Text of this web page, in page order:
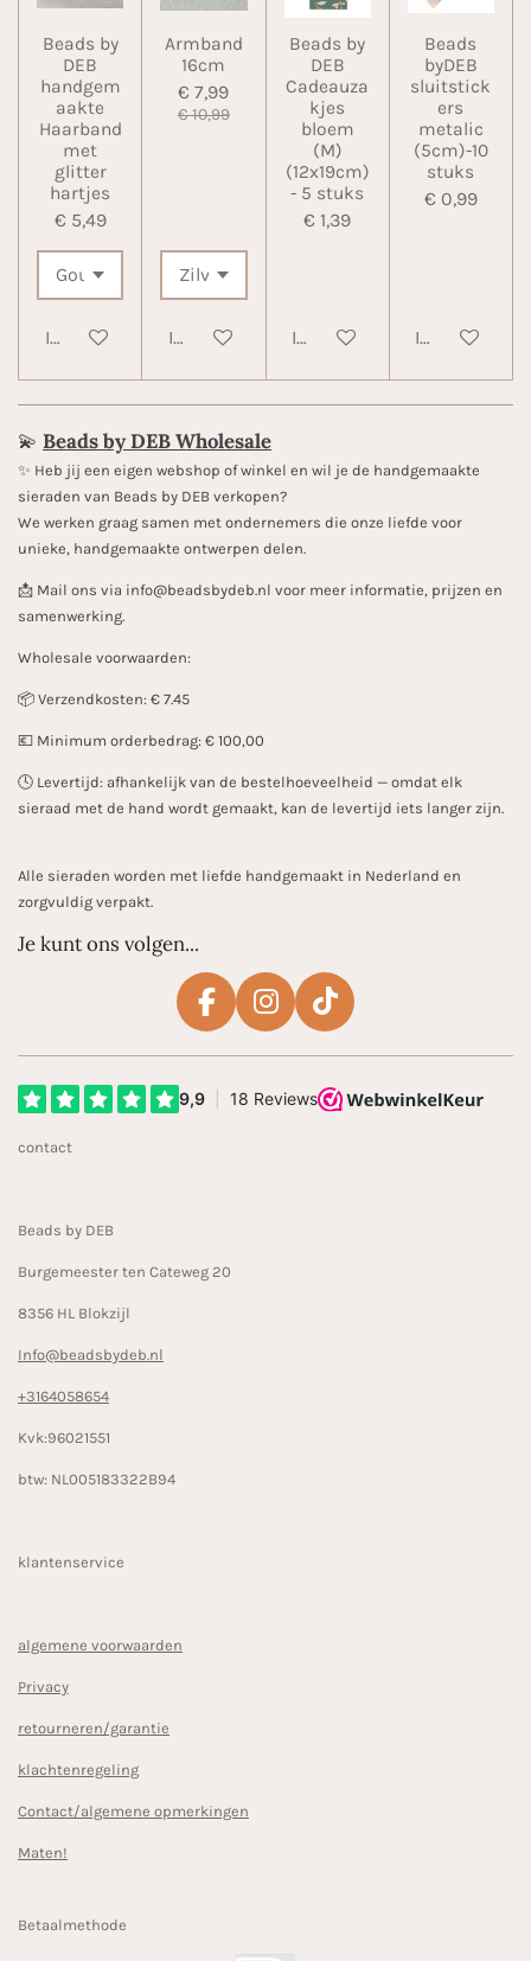
Beads by
DEB
handgem
aakte
Haarband
met
glitter
hartjes
€ 5,49
In winkelwagen
Armband
16cm
€ 7,99
€ 10,99
In winkelwagen
Beads by
DEB
Cadeauza
kjes
bloem
(M)
(12x19cm)
- 5 stuks
€ 1,39
In winkelwagen
Beads
byDEB
sluitstick
ers
metalic
(5cm)-10
stuks
€ 0,99
In
💫 Beads by DEB Wholesale
✨️ Heb jij een eigen webshop of winkel en wil je de handgemaakte
sieraden van Beads by DEB verkopen?
We werken graag samen met ondernemers die onze liefde voor
unieke, handgemaakte ontwerpen delen.
📩 Mail ons via info@beadsbydeb.nl voor meer informatie, prijzen en
samenwerking.
Wholesale voorwaarden:
📦 Verzendkosten: € 7.45
💶 Minimum orderbedrag: € 100,00
🕓 Levertijd: afhankelijk van de bestelhoeveelheid — omdat elk
sieraad met de hand wordt gemaakt, kan de levertijd iets langer zijn.
Alle sieraden worden met liefde handgemaakt in Nederland en
zorgvuldig verpakt.
Je kunt ons volgen...
F
e
I
t
T
T
contact
Beads by DEB
Burgemeester ten Cateweg 20
8356 HL Blokzijl
Info@beadsbydeb.nl
+3164058654
Kvk:96021551
btw: NL005183322B94
klantenservice
algemene voorwaarden
Privacy
retourneren/garantie
klachtenregeling
Contact/algemene opmerkingen
Maten!
Betaalmethode